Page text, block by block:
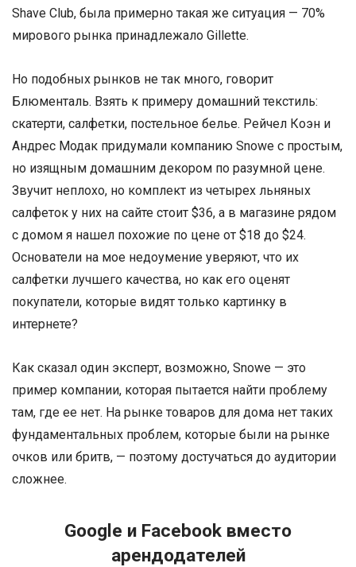
Shave Club, была примерно такая же ситуация — 70%
мирового рынка принадлежало Gillette.
Но подобных рынков не так много, говорит
Блюменталь. Взять к примеру домашний текстиль:
скатерти, салфетки, постельное белье. Рейчел Коэн и
Андрес Модак придумали компанию Snowe с простым,
но изящным домашним декором по разумной цене.
Звучит неплохо, но комплект из четырех льняных
салфеток у них на сайте стоит $36, а в магазине рядом
с домом я нашел похожие по цене от $18 до $24.
Основатели на мое недоумение уверяют, что их
салфетки лучшего качества, но как его оценят
покупатели, которые видят только картинку в
интернете?
Как сказал один эксперт, возможно, Snowe — это
пример компании, которая пытается найти проблему
там, где ее нет. На рынке товаров для дома нет таких
фундаментальных проблем, которые были на рынке
очков или бритв, — поэтому достучаться до аудитории
сложнее.
Google и Facebook вместо
арендодателей